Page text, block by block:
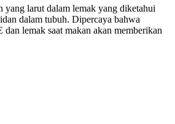
yang larut dalam lemak yang diketahui
dalam tubuh. Dipercaya bahwa
lemak saat makan akan memberikan